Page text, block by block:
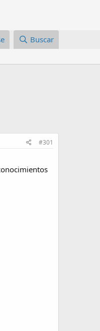
Buscar
#301